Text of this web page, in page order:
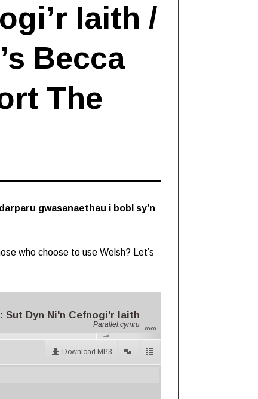
Iaith /
Becca
The
gwasanaethau i bobl sy’n
who choose to use Welsh? Let’s
Sut Dyn Ni'n Cefnogi'r Iaith
Parallel.cymru
00:00
Download MP3